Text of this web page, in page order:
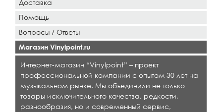
Доставка
Помощь
Вопросы / Ответы
Магазин Vinylpoint.ru
Интернет-магазин “Vinylpoint” – проект
профессиональной компании с опытом 30 лет на
музыкальном рынке. Мы объединили не только
товары исключительного качества, редкости,
разнообразия, но и современный сервис,